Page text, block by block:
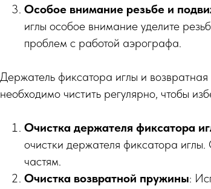
Особое внимание резьбе и
иглы особое внимание уделите
проблем с работой аэрографа.
Держатель фиксатора иглы и
необходимо чистить регулярно, чтобы
Очистка держателя фиксатора
очистки держателя фиксатора
частям.
Очистка возвратной пружины: